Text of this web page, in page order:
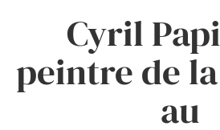
Cyril
peintre de
au